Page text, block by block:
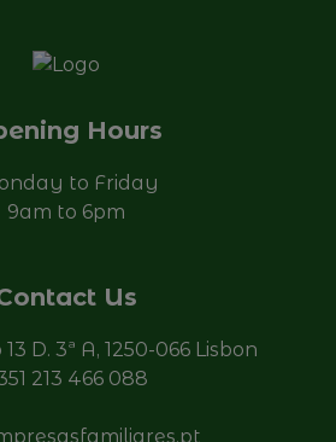
Hours
to Friday
9am to 6pm
Us
D. 3ª A, 1250-066 Lisbon
213 466 088